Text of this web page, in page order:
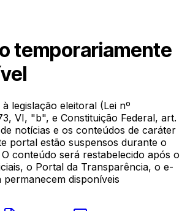
temporariamente
legislação eleitoral (Lei nº
VI, "b", e Constituição Federal, art.
notícias e os conteúdos de caráter
portal estão suspensos durante o
conteúdo será restabelecido após o
o Portal da Transparência, o e-
permanecem disponíveis